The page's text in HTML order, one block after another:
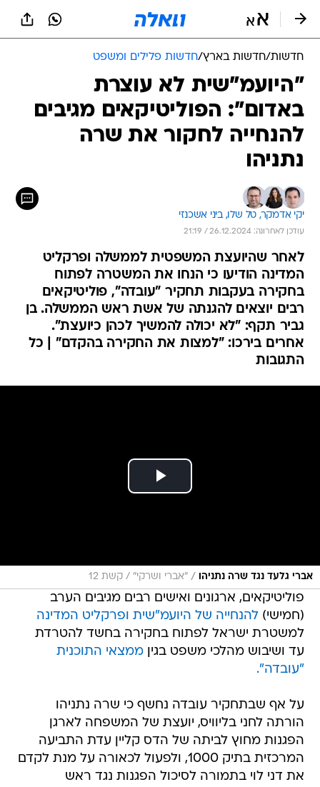
חדשות/חדשות בארץ/חדשות פלילים ומשפט
"היועמ"שית לא עוצרת
באדום": הפוליטיקאים מגיבים
להנחייה לחקור את שרה
נתניהו
יקי אדמקר, טל שלו, ביני אשכנזי
עודכן לאחרונה: 26.12.2024 / 21:19
לאחר שהיועצת המשפטית לממשלה ופרקליט
המדינה הודיעו כי הנחו את המשטרה לפתוח
בחקירה בעקבות תחקיר "עובדה", פוליטיקאים
רבים יוצאים להגנתה של אשת ראש הממשלה. בן
גביר תקף: "לא יכולה להמשיך לכהן כיועצת".
אחרים בירכו: "למצות את החקירה בהקדם" | כל
התגובות
אברי גלעד נגד שרה נתניהו / "אברי ושרקי" / קשת 12
פוליטיקאים, ארגונים ואישים רבים מגיבים הערב
(חמישי)להנחייה של היועמ"שית ופרקליט המדינה
למשטרת ישראל לפתוח בחקירה בחשד להטרדת
עד ושיבוש מהלכי משפט בגיןממצאי התוכנית
"עובדה".
על אף שבתחקיר עובדה נחשף כי שרה נתניהו
הורתה לחני בליוויס, יועצת של המשפחה לארגן
הפגנות מחוץ לביתה של הדס קליין עדת התביעה
המרכזית בתיק 1000, ולפעול לכאורה על מנת לקדם
את דני לוי בתמורה לסיכול הפגנות נגד ראש